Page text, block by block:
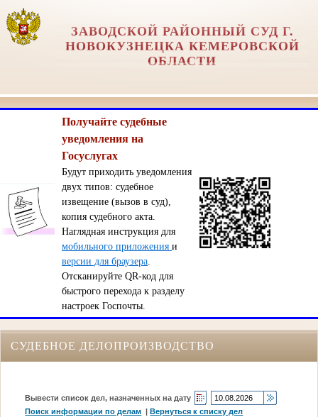
ЗАВОДСКОЙ РАЙОННЫЙ СУД Г.
НОВОКУЗНЕЦКА КЕМЕРОВСКОЙ
ОБЛАСТИ
Получайте судебные
уведомления на
Госуслугах
Будут приходить уведомления
двух типов: судебное
извещение (вызов в суд),
копия судебного акта.
Наглядная инструкция для
мобильного приложения и
версии для браузера.
Отсканируйте QR-код для
быстрого перехода к разделу
настроек Госпочты.
СУДЕБНОЕ ДЕЛОПРОИЗВОДСТВО
Вывести список дел, назначенных на дату
Поиск информации по делам |Вернуться к списку дел